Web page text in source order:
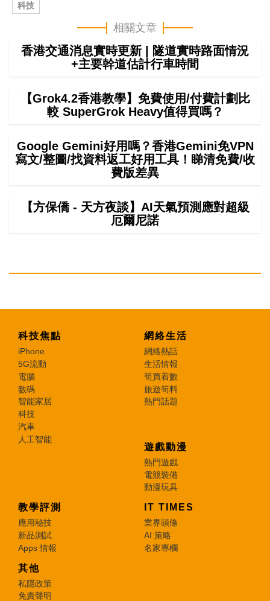
科技
相關文章
香港交通消息實時更新 | 隧道實時路面情況
+主要幹道估計行車時間
【Grok4.2香港教學】免費使用/付費計劃比
較 SuperGrok Heavy值得買嗎？
Google Gemini好用嗎？香港Gemini免VPN
寫文/整圖/找資料返工好用工具！睇清免費/收
費版差異
【方保僑 - 天方夜談】AI天氣預測應對超級
厄爾尼諾
科技焦點
iPhone
5G流動
電腦
數碼
智能家居
科技
汽車
人工智能
網絡生活
網絡熱話
生活情報
筍買着數
旅遊筍料
熱門話題
遊戲動漫
熱門遊戲
電競裝備
動漫玩具
教學評測
應用秘技
新品測試
Apps 情報
IT TIMES
業界頭條
AI 策略
名家專欄
其他
私隱政策
免責聲明